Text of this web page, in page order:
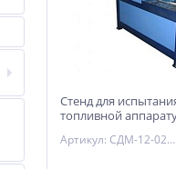
Стенд для
топливной
02-15 (со
станциями
Артикул: СДМ-12-02-15